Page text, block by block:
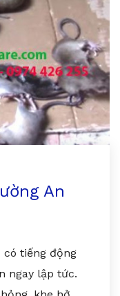
An
tiếng động
ngay lập tức.